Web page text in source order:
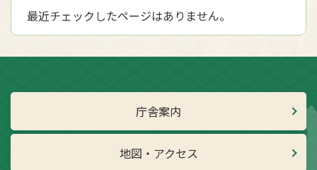
最近チェックしたページはありません。
庁舎案内
地図・アクセス